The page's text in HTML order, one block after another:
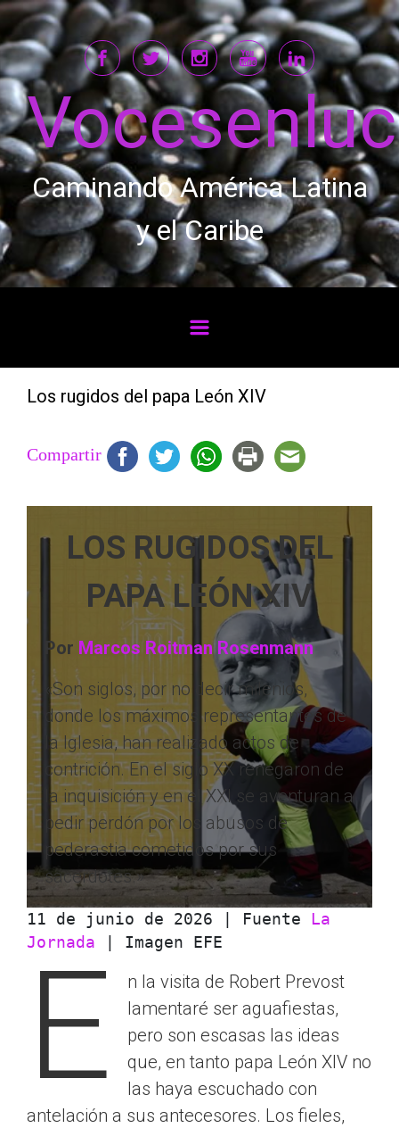
Saltar al contenido principal
Caminando América Latina
y el Caribe
Los rugidos del papa León XIV
Compartir
LOS RUGIDOS DEL
PAPA LEÓN XIV
Por Marcos Roitman Rosenmann
«Son siglos, por no decir milenios,
donde los máximos representantes de
la Iglesia, han realizado actos de
contrición. En el siglo XX renegaron de
la inquisición y en el XXI se aventuran a
pedir perdón por los abusos de
pederastia cometidos por sus
sacerdotes.»
11 de junio de 2026 | Fuente
La
Jornada | Imagen EFE
E
n la visita de Robert Prevost
lamentaré ser aguafiestas,
pero son escasas las ideas
que, en tanto papa León XIV no
las haya escuchado con
antelación a sus antecesores. Los fieles,